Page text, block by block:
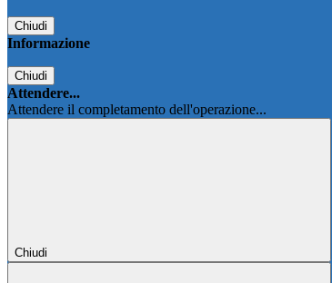
Chiudi
Informazione
Chiudi
Attendere...
Attendere il completamento dell'operazione...
Chiudi